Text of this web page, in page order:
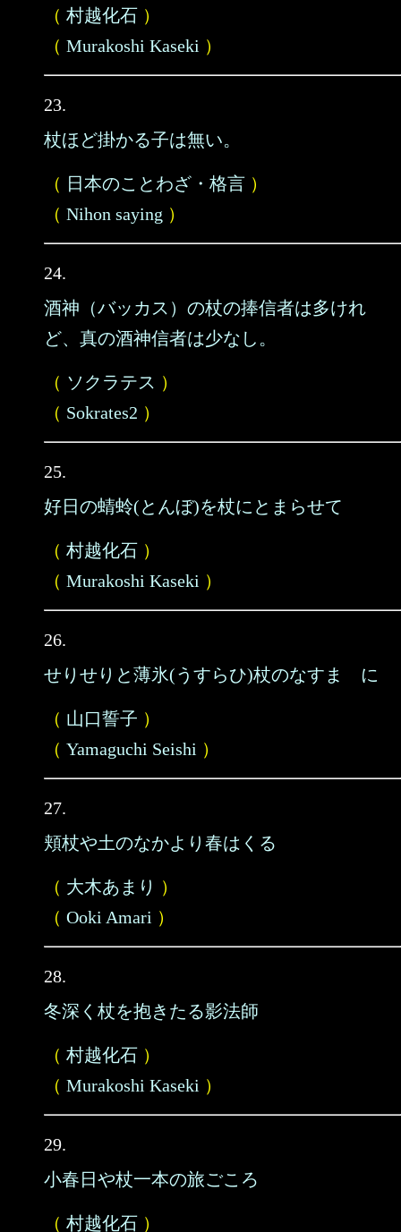
（ 村越化石 ）
（ Murakoshi Kaseki ）
23.
杖ほど掛かる子は無い。
（ 日本のことわざ・格言 ）
（ Nihon saying ）
24.
酒神（バッカス）の杖の捧信者は多けれ
ど、真の酒神信者は少なし。
（ ソクラテス ）
（ Sokrates2 ）
25.
好日の蜻蛉(とんぼ)を杖にとまらせて
（ 村越化石 ）
（ Murakoshi Kaseki ）
26.
せりせりと薄氷(うすらひ)杖のなすまゝに
（ 山口誓子 ）
（ Yamaguchi Seishi ）
27.
頬杖や土のなかより春はくる
（ 大木あまり ）
（ Ooki Amari ）
28.
冬深く杖を抱きたる影法師
（ 村越化石 ）
（ Murakoshi Kaseki ）
29.
小春日や杖一本の旅ごころ
（ 村越化石 ）